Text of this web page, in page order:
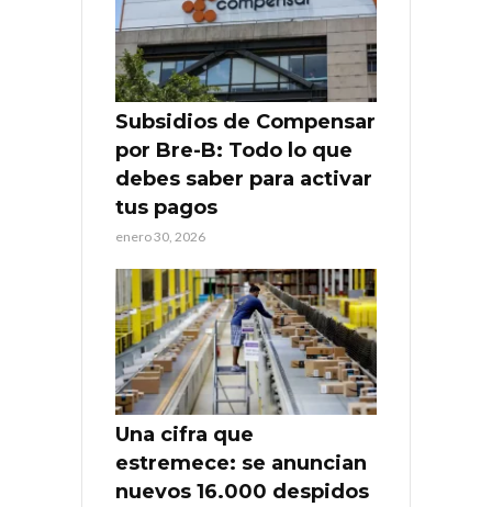
Subsidios de Compensar
por Bre-B: Todo lo que
debes saber para activar
tus pagos
enero 30, 2026
Una cifra que
estremece: se anuncian
nuevos 16.000 despidos